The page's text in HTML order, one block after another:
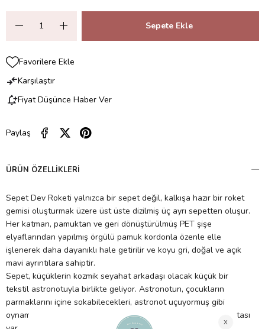
Favorilere Ekle
Karşılaştır
Fiyat Düşünce Haber Ver
Paylaş
ÜRÜN ÖZELLIKLERI
Sepet Dev Roketi yalnızca bir sepet değil, kalkışa hazır bir roket
gemisi oluşturmak üzere üst üste dizilmiş üç ayrı sepetten oluşur.
Her katman, pamuktan ve geri dönüştürülmüş PET şişe
elyaflarından yapılmış örgülü pamuk kordonla özenle elle
işlenerek daha dayanıklı hale getirilir ve koyu gri, doğal ve açık
mavi ayrıntılara sahiptir.
Sepet, küçüklerin kozmik seyahat arkadaşı olacak küçük bir
tekstil astronotuyla birlikte geliyor. Astronotun, çocukların
parmaklarını içine sokabilecekleri, astronot uçuyormuş gibi
oynamalarına ve oynamalarına olanak tanıyan bir bez sırt çantası